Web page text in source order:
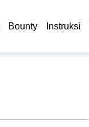
Bounty Instruksi